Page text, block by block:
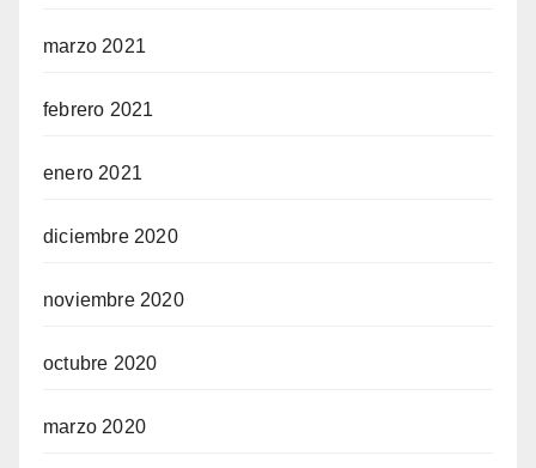
marzo 2021
febrero 2021
enero 2021
diciembre 2020
noviembre 2020
octubre 2020
marzo 2020